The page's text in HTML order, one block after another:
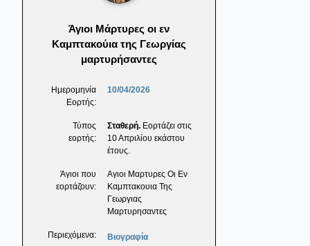
Άγιοι Μάρτυρες οι εν
Καμπτακούια της Γεωργίας
μαρτυρήσαντες
Ημερομηνία
Εορτής:
10/04/2026
Τύπος
εορτής:
Σταθερή. Εορτάζει στις
10 Απριλίου εκάστου
έτους.
Άγιοι που
εορτάζουν:
Αγιοι Μαρτυρες Οι Εν
Καμπτακουια Της
Γεωργιας
Μαρτυρησαντες
Περιεχόμενα:
Βιογραφία